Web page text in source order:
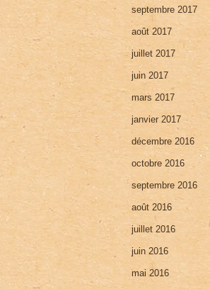
septembre 2017
août 2017
juillet 2017
juin 2017
mars 2017
janvier 2017
décembre 2016
octobre 2016
septembre 2016
août 2016
juillet 2016
juin 2016
mai 2016